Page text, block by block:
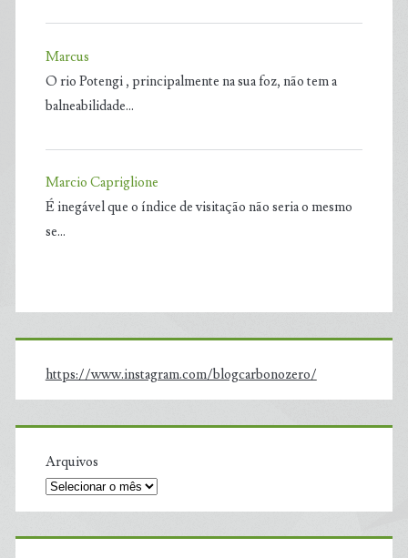
Marcus
O rio Potengi , principalmente na sua foz, não tem a
balneabilidade…
Marcio Capriglione
É inegável que o índice de visitação não seria o mesmo
se…
https://www.instagram.com/blogcarbonozero/
Arquivos